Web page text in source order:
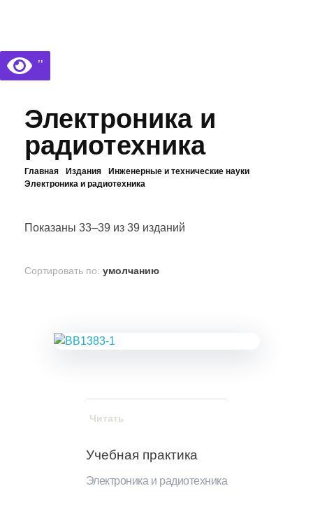
’’
Главная Издания
Инженерные и технические науки
Электроника и радиотехника
Электроника и
радиотехника
Показаны 33–39 из 39 изданий
Сортировать по: умолчанию
Учебная практика
Электроника и радиотехника
Читать